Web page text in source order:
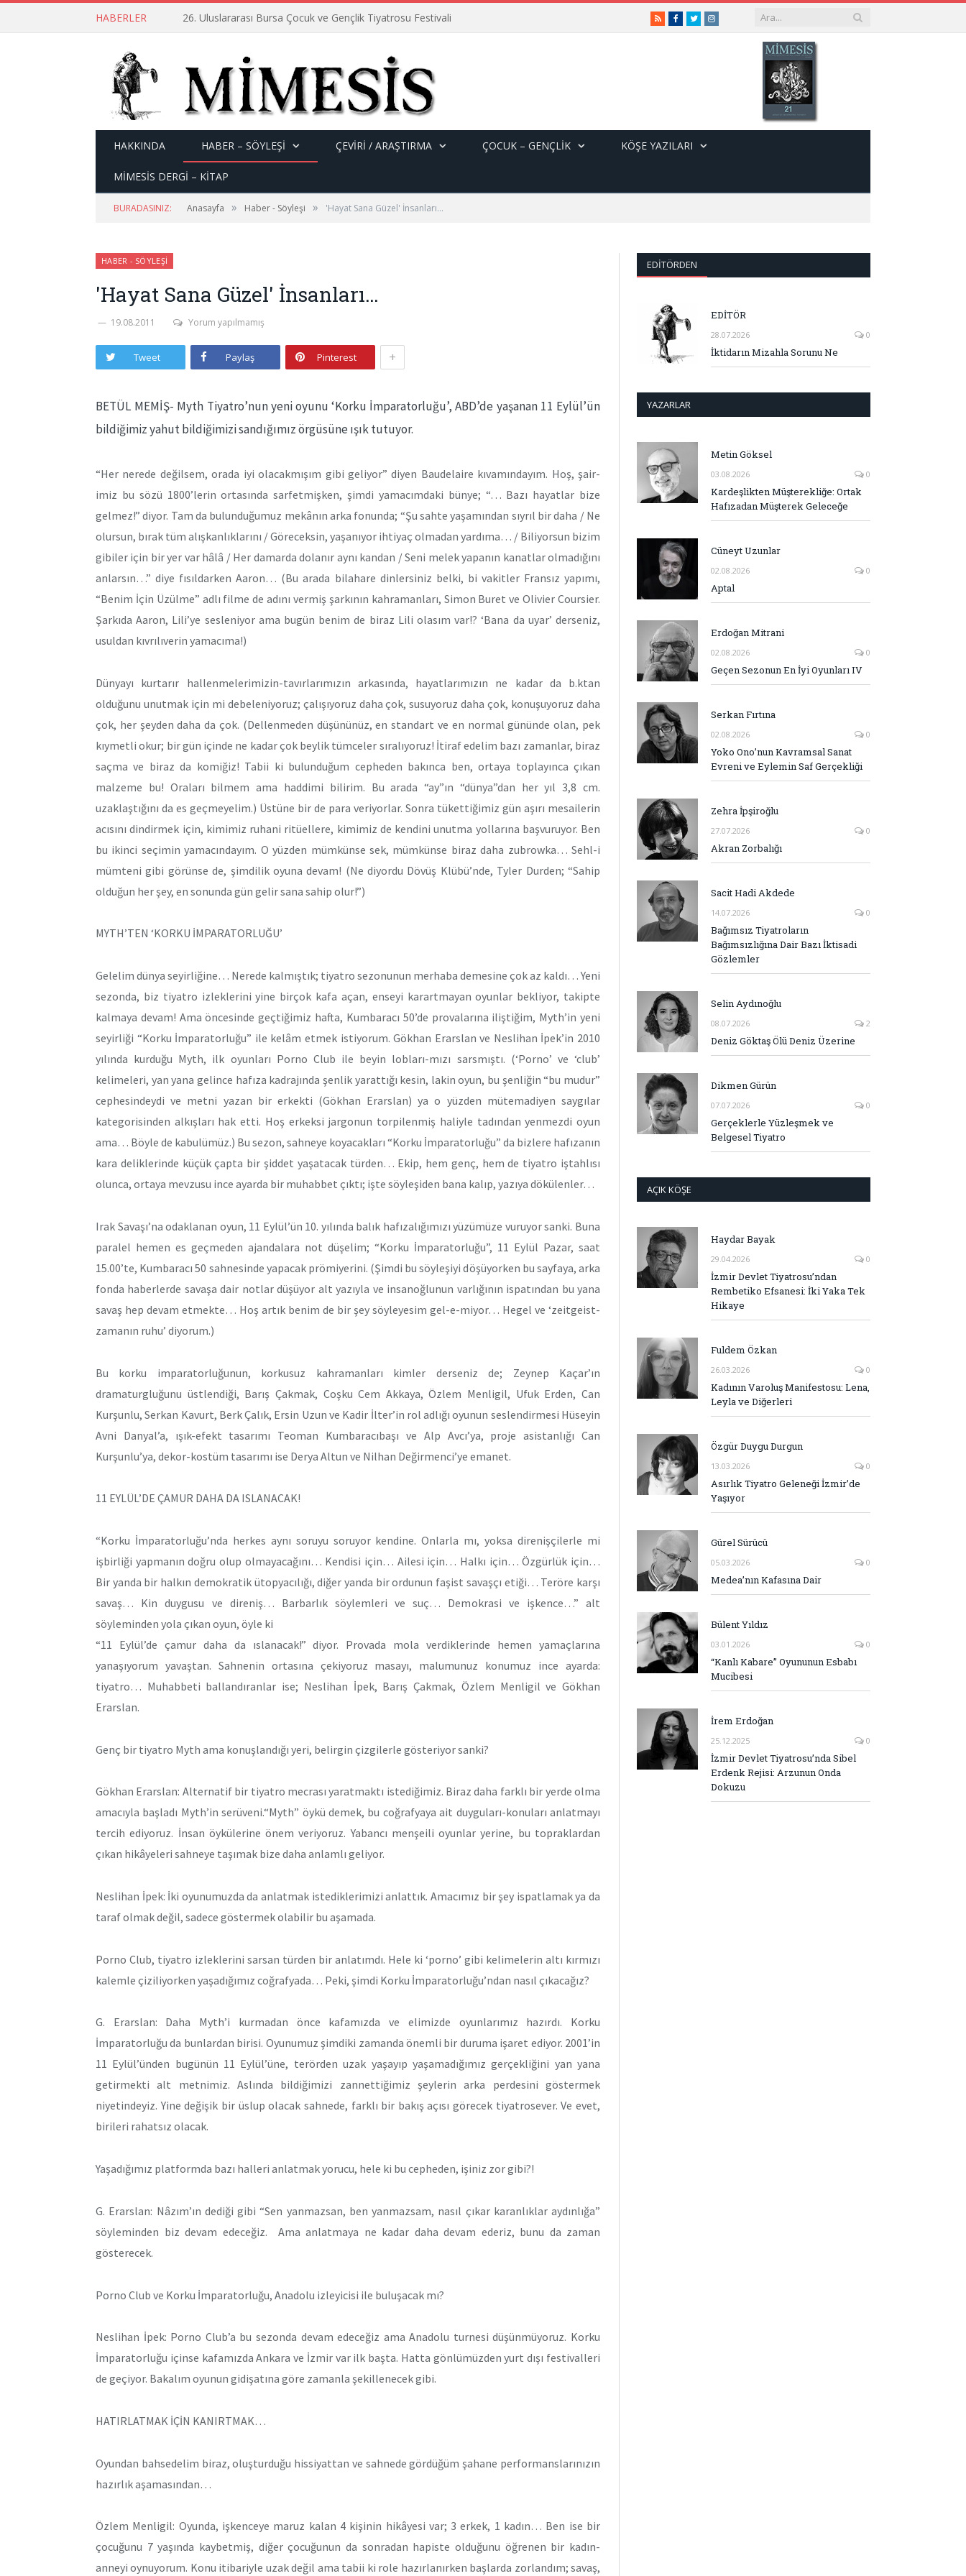
HABERLER 26. Uluslararası Bursa Çocuk ve Gençlik Tiyatrosu Festivali RSSFacebook
TwitterInstagram
HAKKINDA HABER – SÖYLEŞI ÇEVİRİ / ARAŞTIRMA ÇOCUK – GENÇLIK KÖŞE YAZILARI
MİMESİS DERGİ – KİTAP
BURADASINIZ: Anasayfa » Haber - Söyleşi » 'Hayat Sana Güzel' İnsanları…
HABER - SÖYLEŞI
'Hayat Sana Güzel' İnsanları…
19.08.2011 Yorum yapılmamış
Tweet Paylaş Pinterest +
BETÜL MEMİŞ- Myth Tiyatro’nun yeni oyunu ‘Korku İmparatorluğu’, ABD’de yaşanan 11 Eylül’ün
bildiğimiz yahut bildiğimizi sandığımız örgüsüne ışık tutuyor.
“Her nerede değilsem, orada iyi olacakmışım gibi geliyor” diyen Baudelaire kıvamındayım. Hoş, şair-
imiz bu sözü 1800’lerin ortasında sarfetmişken, şimdi yamacımdaki bünye; “… Bazı hayatlar bize
gelmez!” diyor. Tam da bulunduğumuz mekânın arka fonunda; “Şu sahte yaşamından sıyrıl bir daha / Ne
olursun, bırak tüm alışkanlıklarını / Göreceksin, yaşanıyor ihtiyaç olmadan yardıma… / Biliyorsun bizim
gibiler için bir yer var hâlâ / Her damarda dolanır aynı kandan / Seni melek yapanın kanatlar olmadığını
anlarsın…” diye fısıldarken Aaron… (Bu arada bilahare dinlersiniz belki, bi vakitler Fransız yapımı,
“Benim İçin Üzülme” adlı filme de adını vermiş şarkının kahramanları, Simon Buret ve Olivier Coursier.
Şarkıda Aaron, Lili’ye sesleniyor ama bugün benim de biraz Lili olasım var!? ‘Bana da uyar’ derseniz,
usuldan kıvrılıverin yamacıma!)
Dünyayı kurtarır hallenmelerimizin-tavırlarımızın arkasında, hayatlarımızın ne kadar da b.ktan
olduğunu unutmak için mi debeleniyoruz; çalışıyoruz daha çok, susuyoruz daha çok, konuşuyoruz daha
çok, her şeyden daha da çok. (Dellenmeden düşününüz, en standart ve en normal gününde olan, pek
kıymetli okur; bir gün içinde ne kadar çok beylik tümceler sıralıyoruz! İtiraf edelim bazı zamanlar, biraz
saçma ve biraz da komiğiz! Tabii ki bulunduğum cepheden bakınca ben, ortaya toplayınca çıkan
malzeme bu! Oraları bilmem ama haddimi bilirim. Bu arada “ay”ın “dünya”dan her yıl 3,8 cm.
uzaklaştığını da es geçmeyelim.) Üstüne bir de para veriyorlar. Sonra tükettiğimiz gün aşırı mesailerin
acısını dindirmek için, kimimiz ruhani ritüellere, kimimiz de kendini unutma yollarına başvuruyor. Ben
bu ikinci seçimin yamacındayım. O yüzden mümkünse sek, mümkünse biraz daha zubrowka… Sehl-i
mümteni gibi görünse de, şimdilik oyuna devam! (Ne diyordu Dövüş Klübü’nde, Tyler Durden; “Sahip
olduğun her şey, en sonunda gün gelir sana sahip olur!”)
MYTH’TEN ‘KORKU İMPARATORLUĞU’
Gelelim dünya seyirliğine… Nerede kalmıştık; tiyatro sezonunun merhaba demesine çok az kaldı… Yeni
sezonda, biz tiyatro izleklerini yine birçok kafa açan, enseyi karartmayan oyunlar bekliyor, takipte
kalmaya devam! Ama öncesinde geçtiğimiz hafta, Kumbaracı 50’de provalarına iliştiğim, Myth’in yeni
seyirliği “Korku İmparatorluğu” ile kelâm etmek istiyorum. Gökhan Erarslan ve Neslihan İpek’in 2010
yılında kurduğu Myth, ilk oyunları Porno Club ile beyin lobları-mızı sarsmıştı. (‘Porno’ ve ‘club’
kelimeleri, yan yana gelince hafıza kadrajında şenlik yarattığı kesin, lakin oyun, bu şenliğin “bu mudur”
cephesindeydi ve metni yazan bir erkekti (Gökhan Erarslan) ya o yüzden mütemadiyen saygılar
kategorisinden alkışları hak etti. Hoş erkeksi jargonun torpilenmiş haliyle tadından yenmezdi oyun
ama… Böyle de kabulümüz.) Bu sezon, sahneye koyacakları “Korku İmparatorluğu” da bizlere hafızanın
kara deliklerinde küçük çapta bir şiddet yaşatacak türden… Ekip, hem genç, hem de tiyatro iştahlısı
olunca, ortaya mevzusu ince ayarda bir muhabbet çıktı; işte söyleşiden bana kalıp, yazıya dökülenler…
Irak Savaşı’na odaklanan oyun, 11 Eylül’ün 10. yılında balık hafızalığımızı yüzümüze vuruyor sanki. Buna
paralel hemen es geçmeden ajandalara not düşelim; “Korku İmparatorluğu”, 11 Eylül Pazar, saat
15.00’te, Kumbaracı 50 sahnesinde yapacak prömiyerini. (Şimdi bu söyleşiyi döşüyorken bu sayfaya, arka
fonda haberlerde savaşa dair notlar düşüyor alt yazıyla ve insanoğlunun varlığının ispatından bu yana
savaş hep devam etmekte… Hoş artık benim de bir şey söyleyesim gel-e-miyor… Hegel ve ‘zeitgeist-
zamanın ruhu’ diyorum.)
Bu korku imparatorluğunun, korkusuz kahramanları kimler derseniz de; Zeynep Kaçar’ın
dramaturgluğunu üstlendiği, Barış Çakmak, Coşku Cem Akkaya, Özlem Menligil, Ufuk Erden, Can
Kurşunlu, Serkan Kavurt, Berk Çalık, Ersin Uzun ve Kadir İlter’in rol adlığı oyunun seslendirmesi Hüseyin
Avni Danyal’a, ışık-efekt tasarımı Teoman Kumbaracıbaşı ve Alp Avcı’ya, proje asistanlığı Can
Kurşunlu’ya, dekor-kostüm tasarımı ise Derya Altun ve Nilhan Değirmenci’ye emanet.
11 EYLÜL’DE ÇAMUR DAHA DA ISLANACAK!
“Korku İmparatorluğu’nda herkes aynı soruyu soruyor kendine. Onlarla mı, yoksa direnişçilerle mi
işbirliği yapmanın doğru olup olmayacağını… Kendisi için… Ailesi için… Halkı için… Özgürlük için…
Bir yanda bir halkın demokratik ütopyacılığı, diğer yanda bir ordunun faşist savaşçı etiği… Teröre karşı
savaş… Kin duygusu ve direniş… Barbarlık söylemleri ve suç… Demokrasi ve işkence…” alt
söyleminden yola çıkan oyun, öyle ki
“11 Eylül’de çamur daha da ıslanacak!” diyor. Provada mola verdiklerinde hemen yamaçlarına
yanaşıyorum yavaştan. Sahnenin ortasına çekiyoruz masayı, malumunuz konumuz ince ayarda:
tiyatro… Muhabbeti ballandıranlar ise; Neslihan İpek, Barış Çakmak, Özlem Menligil ve Gökhan
Erarslan.
Genç bir tiyatro Myth ama konuşlandığı yeri, belirgin çizgilerle gösteriyor sanki?
Gökhan Erarslan: Alternatif bir tiyatro mecrası yaratmaktı istediğimiz. Biraz daha farklı bir yerde olma
amacıyla başladı Myth’in serüveni.“Myth” öykü demek, bu coğrafyaya ait duyguları-konuları anlatmayı
tercih ediyoruz. İnsan öykülerine önem veriyoruz. Yabancı menşeili oyunlar yerine, bu topraklardan
çıkan hikâyeleri sahneye taşımak bize daha anlamlı geliyor.
Neslihan İpek: İki oyunumuzda da anlatmak istediklerimizi anlattık. Amacımız bir şey ispatlamak ya da
taraf olmak değil, sadece göstermek olabilir bu aşamada.
Porno Club, tiyatro izleklerini sarsan türden bir anlatımdı. Hele ki ‘porno’ gibi kelimelerin altı kırmızı
kalemle çiziliyorken yaşadığımız coğrafyada… Peki, şimdi Korku İmparatorluğu’ndan nasıl çıkacağız?
G. Erarslan: Daha Myth’i kurmadan önce kafamızda ve elimizde oyunlarımız hazırdı. Korku
İmparatorluğu da bunlardan birisi. Oyunumuz şimdiki zamanda önemli bir duruma işaret ediyor. 2001’in
11 Eylül’ünden bugünün 11 Eylül’üne, terörden uzak yaşayıp yaşamadığımız gerçekliğini yan yana
getirmekti alt metnimiz. Aslında bildiğimizi zannettiğimiz şeylerin arka perdesini göstermek
niyetindeyiz. Yine değişik bir üslup olacak sahnede, farklı bir bakış açısı görecek tiyatrosever. Ve evet,
birileri rahatsız olacak.
Yaşadığımız platformda bazı halleri anlatmak yorucu, hele ki bu cepheden, işiniz zor gibi?!
G. Erarslan: Nâzım’ın dediği gibi “Sen yanmazsan, ben yanmazsam, nasıl çıkar karanlıklar aydınlığa”
söyleminden biz devam edeceğiz. Ama anlatmaya ne kadar daha devam ederiz, bunu da zaman
gösterecek.
Porno Club ve Korku İmparatorluğu, Anadolu izleyicisi ile buluşacak mı?
Neslihan İpek: Porno Club’a bu sezonda devam edeceğiz ama Anadolu turnesi düşünmüyoruz. Korku
İmparatorluğu içinse kafamızda Ankara ve İzmir var ilk başta. Hatta gönlümüzden yurt dışı festivalleri
de geçiyor. Bakalım oyunun gidişatına göre zamanla şekillenecek gibi.
HATIRLATMAK İÇİN KANIRTMAK…
Oyundan bahsedelim biraz, oluşturduğu hissiyattan ve sahnede gördüğüm şahane performanslarınızın
hazırlık aşamasından…
Özlem Menligil: Oyunda, işkenceye maruz kalan 4 kişinin hikâyesi var; 3 erkek, 1 kadın… Ben ise bir
çocuğunu 7 yaşında kaybetmiş, diğer çocuğunun da sonradan hapiste olduğunu öğrenen bir kadın-
anneyi oynuyorum. Konu itibariyle uzak değil ama tabii ki role hazırlanırken başlarda zorlandım; savaş,
EDITÖRDEN
EDİTÖR
28.07.2026 0
İktidarın Mizahla Sorunu Ne
YAZARLAR
Metin Göksel
03.08.2026 0
Kardeşlikten Müşterekliğe: Ortak
Hafızadan Müşterek Geleceğe
Cüneyt Uzunlar
02.08.2026 0
Aptal
Erdoğan Mitrani
02.08.2026 0
Geçen Sezonun En İyi Oyunları IV
Serkan Fırtına
02.08.2026 0
Yoko Ono’nun Kavramsal Sanat
Evreni ve Eylemin Saf Gerçekliği
Zehra İpşiroğlu
27.07.2026 0
Akran Zorbalığı
Sacit Hadi Akdede
14.07.2026 0
Bağımsız Tiyatroların
Bağımsızlığına Dair Bazı İktisadi
Gözlemler
Selin Aydınoğlu
08.07.2026 2
Deniz Göktaş Ölü Deniz Üzerine
Dikmen Gürün
07.07.2026 0
Gerçeklerle Yüzleşmek ve
Belgesel Tiyatro
AÇIK KÖŞE
Haydar Bayak
29.04.2026 0
İzmir Devlet Tiyatrosu’ndan
Rembetiko Efsanesi: İki Yaka Tek
Hikaye
Fuldem Özkan
26.03.2026 0
Kadının Varoluş Manifestosu: Lena,
Leyla ve Diğerleri
Özgür Duygu Durgun
13.03.2026 0
Asırlık Tiyatro Geleneği İzmir’de
Yaşıyor
Gürel Sürücü
05.03.2026 0
Medea’nın Kafasına Dair
Bülent Yıldız
03.01.2026 0
“Kanlı Kabare” Oyununun Esbabı
Mucibesi
İrem Erdoğan
25.12.2025 0
İzmir Devlet Tiyatrosu’nda Sibel
Erdenk Rejisi: Arzunun Onda
Dokuzu